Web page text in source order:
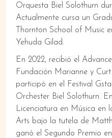
Orquesta Biel Solothurn
Actualmente cursa un
Thornton School of Music
Yehuda Gilad.
En 2022, recibió el
Fundación Marianne y
participó en el Festival
Orchester Biel Solothurn.
Licenciatura en Música en
Arts bajo la tutela de
ganó el Segundo Premio